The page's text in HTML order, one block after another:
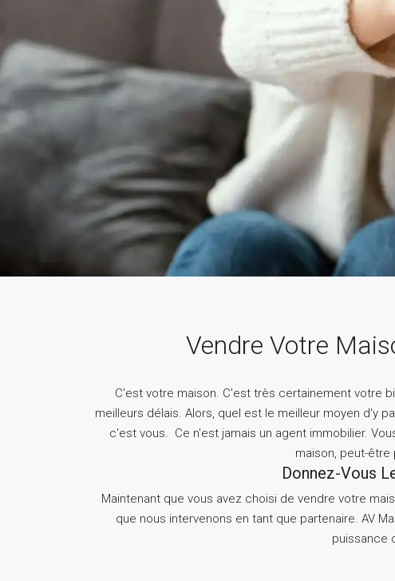
Vendre Votre
C'est votre maison. C'est très certainement votre
meilleurs délais. Alors, quel est le meilleur moyen d'y
c'est vous. Ce n'est jamais un agent immobilier.
maison, peut-
Donnez-Vous
Maintenant que vous avez choisi de vendre votre
que nous intervenons en tant que partenaire. AV
puissance